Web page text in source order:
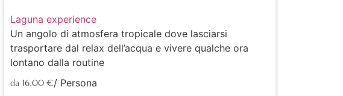
Laguna experience
Un angolo di atmosfera tropicale dove lasciarsi
trasportare dal relax dell’acqua e vivere qualche ora
lontano dalla routine
da 16,00 €/ Persona